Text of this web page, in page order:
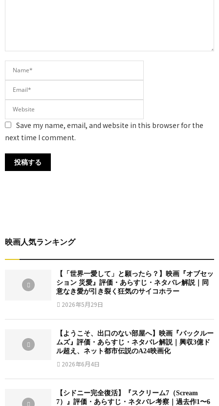
Save my name, email, and website in this browser for the
next time I comment.
映画人気ランキング
【「世界一愛して」と願ったら？】映画『オブセッ
ション 災愛』評価・あらすじ・ネタバレ解説｜同
意なき愛が引き裂く狂気のサイコホラー
2026年5月29日
【ようこそ、出口のない部屋へ】映画『バックルー
ムズ』評価・あらすじ・ネタバレ解説｜興収3億ド
ル超え、ネット都市伝説のA24映画化
2026年6月4日
【シドニー完全復活】『スクリーム7（Scream
7）』評価・あらすじ・ネタバレ考察｜過去作1〜6